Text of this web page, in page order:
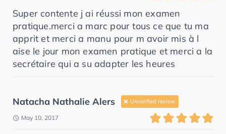
Super contente j ai réussi mon examen
pratique.merci a marc pour tous ce que tu ma
apprit et merci a manu pour m avoir mis à l
aise le jour mon examen pratique et merci a la
secrétaire qui a su adapter les heures
Natacha Nathalie Alers Unverified review
May 10, 2017